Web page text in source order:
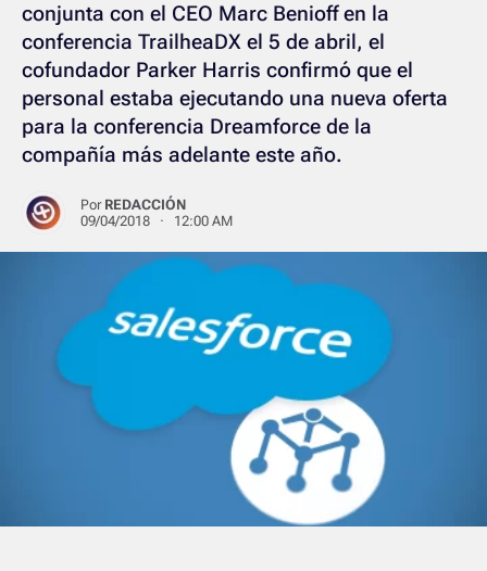
conjunta con el CEO Marc Benioff en la
conferencia TrailheaDX el 5 de abril, el
cofundador Parker Harris confirmó que el
personal estaba ejecutando una nueva oferta
para la conferencia Dreamforce de la
compañía más adelante este año.
Por REDACCIÓN
09/04/2018 · 12:00 AM